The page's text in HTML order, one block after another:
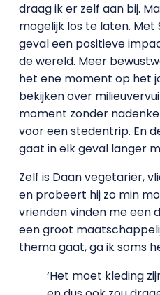
draag ik er zelf aan bij.
mogelijk los te laten. Met
geval een positieve
de wereld. Meer
het ene moment op het
bekijken over
moment zonder
voor een stedentrip. En
gaat in elk geval langer
Zelf is Daan vegetariër,
en probeert hij zo min
vrienden vinden me een
een groot
thema gaat, ga ik soms
‘Het moet kleding